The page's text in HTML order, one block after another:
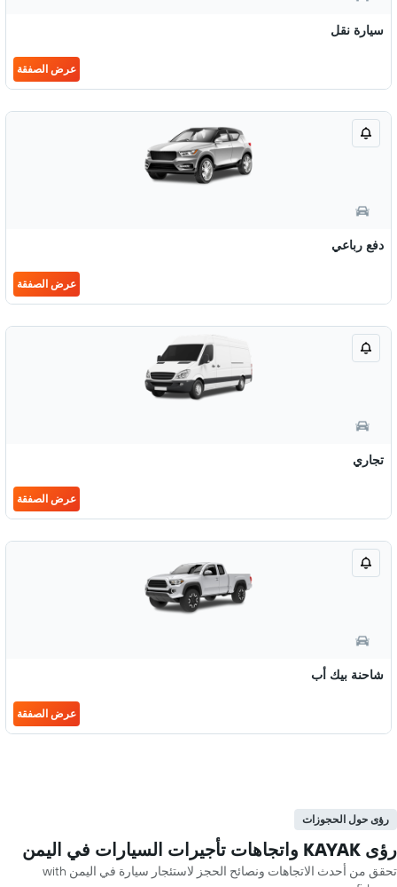
سيارة نقل
عرض الصفقة
دفع رباعي
عرض الصفقة
تجاري
عرض الصفقة
شاحنة بيك أب
عرض الصفقة
رؤى حول الحجوزات
رؤى KAYAK واتجاهات تأجيرات السيارات في اليمن
تحقق من أحدث الاتجاهات ونصائح الحجز لاستئجار سيارة في اليمن with